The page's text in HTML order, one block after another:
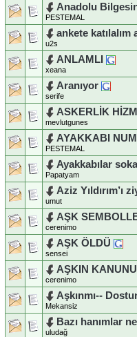
Anadolu
PESTEMAL
ankete katılalım
u2s
ANLAMLI
xeana
Aranıyor
serife
ASKERLİK
mevlutgunes
AYAKKABI
PESTEMAL
Ayakkabılar
Papatyam
Aziz
umut
AŞK
cerenimo
AŞK ÖLDÜ
sensei
AŞKIN KANUNU
cerenimo
Aşkınmı--
Mekansiz
Bazı hanımlar
uludağ